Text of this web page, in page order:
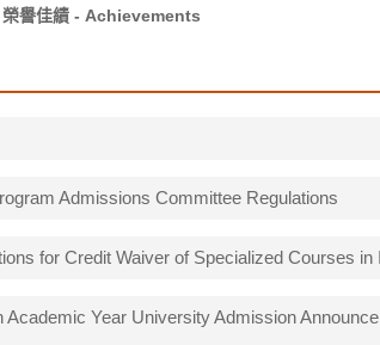
榮譽佳績 - Achievements
Admissions Committee Regulations
for Credit Waiver of Specialized Courses in
Year University Admission